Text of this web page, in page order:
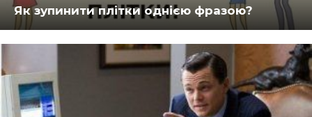
Як зупинити плітки однією фразою?